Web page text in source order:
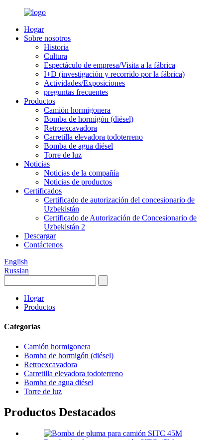
Hogar
Sobre nosotros
Historia
Cultura
Espectáculo de empresa/Visita a la fábrica
I+D (investigación y recorrido por la fábrica)
Actividades/Exposiciones
preguntas frecuentes
Productos
Camión hormigonera
Bomba de hormigón (diésel)
Retroexcavadora
Carretilla elevadora todoterreno
Bomba de agua diésel
Torre de luz
Noticias
Noticias de la compañía
Noticias de productos
Certificados
Certificado de autorización del concesionario de
Uzbekistán
Certificado de Autorización de Concesionario de
Uzbekistán 2
Descargar
Contáctenos
English
Russian
Hogar
Productos
Categorías
Camión hormigonera
Bomba de hormigón (diésel)
Retroexcavadora
Carretilla elevadora todoterreno
Bomba de agua diésel
Torre de luz
Productos Destacados